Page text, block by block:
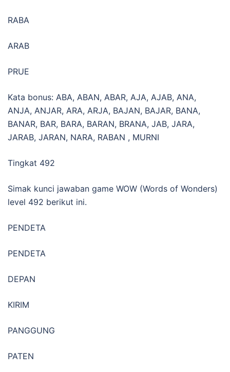
RABA
ARAB
PRUE
Kata bonus: ABA, ABAN, ABAR, AJA, AJAB, ANA,
ANJA, ANJAR, ARA, ARJA, BAJAN, BAJAR, BANA,
BANAR, BAR, BARA, BARAN, BRANA, JAB, JARA,
JARAB, JARAN, NARA, RABAN , MURNI
Tingkat 492
Simak kunci jawaban game WOW (Words of Wonders)
level 492 berikut ini.
PENDETA
PENDETA
DEPAN
KIRIM
PANGGUNG
PATEN